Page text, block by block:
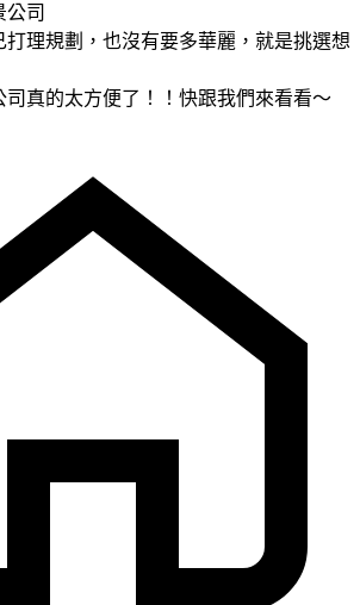
公司
理規劃，也沒有要多華麗，就是挑選想
司真的太方便了！！快跟我們來看看～